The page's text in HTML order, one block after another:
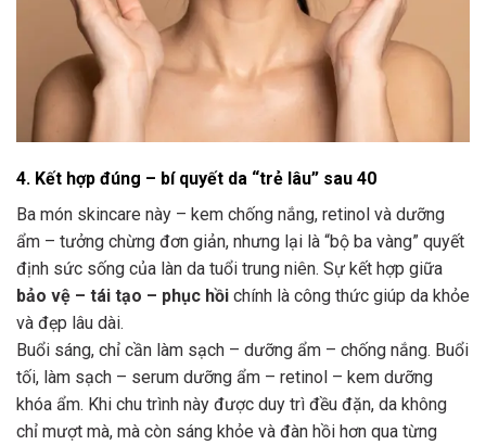
4. Kết hợp đúng – bí quyết da “trẻ lâu” sau 40
Ba món skincare này – kem chống nắng, retinol và dưỡng
ẩm – tưởng chừng đơn giản, nhưng lại là “bộ ba vàng” quyết
định sức sống của làn da tuổi trung niên. Sự kết hợp giữa
bảo vệ – tái tạo – phục hồi chính là công thức giúp da khỏe
và đẹp lâu dài.
Buổi sáng, chỉ cần làm sạch – dưỡng ẩm – chống nắng. Buổi
tối, làm sạch – serum dưỡng ẩm – retinol – kem dưỡng
khóa ẩm. Khi chu trình này được duy trì đều đặn, da không
chỉ mượt mà, mà còn sáng khỏe và đàn hồi hơn qua từng